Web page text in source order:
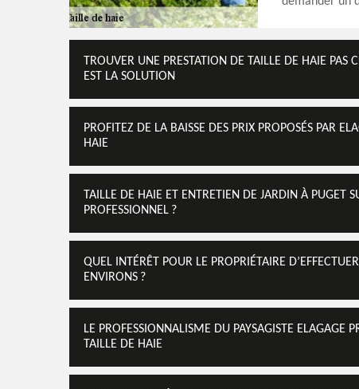
TROUVER UNE PRESTATION DE TAILLE DE HAIE PAS
EST LA SOLUTION
PROFITEZ DE LA BAISSE DES PRIX PROPOSÉS PAR
HAIE
TAILLE DE HAIE ET ENTRETIEN DE JARDIN À PUGET
PROFESSIONNEL ?
QUEL INTÉRÊT POUR LE PROPRIÉTAIRE
ENVIRONS ?
LE PROFESSIONNALISME DU PAYSAGISTE ELAGAGE
TAILLE DE HAIE